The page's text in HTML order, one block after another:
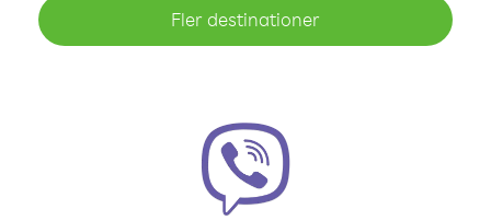
Fler destinationer